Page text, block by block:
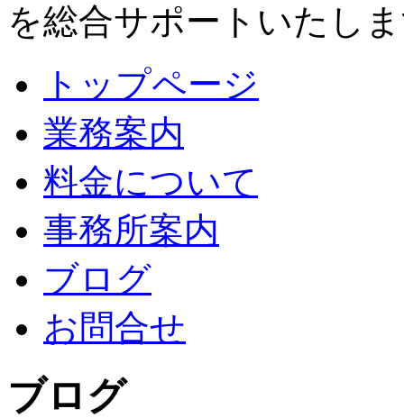
を総合サポートいたし
トップページ
業務案内
料金について
事務所案内
ブログ
お問合せ
ブログ